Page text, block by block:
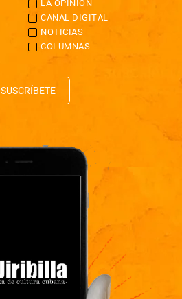
LA OPINIÓN
CANAL DIGITAL
NOTICIAS
COLUMNAS
SUSCRÍBETE